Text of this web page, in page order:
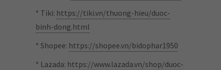
* Tiki: https://tiki.vn/thuong-hieu/duoc-
binh-dong.html
* Shopee: https://shopee.vn/bidophar1950
* Lazada: https://www.lazada.vn/shop/duoc-